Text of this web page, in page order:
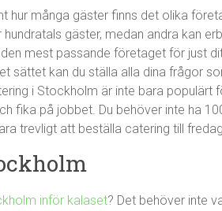
hur många gäster finns det olika
gäster, medan andra kan
mest passande företaget för just
sättet kan du ställa alla dina frågor
i Stockholm är inte bara populärt
fika på jobbet. Du behöver inte ha
trevligt att beställa catering till
inför kalaset? Det behöver inte